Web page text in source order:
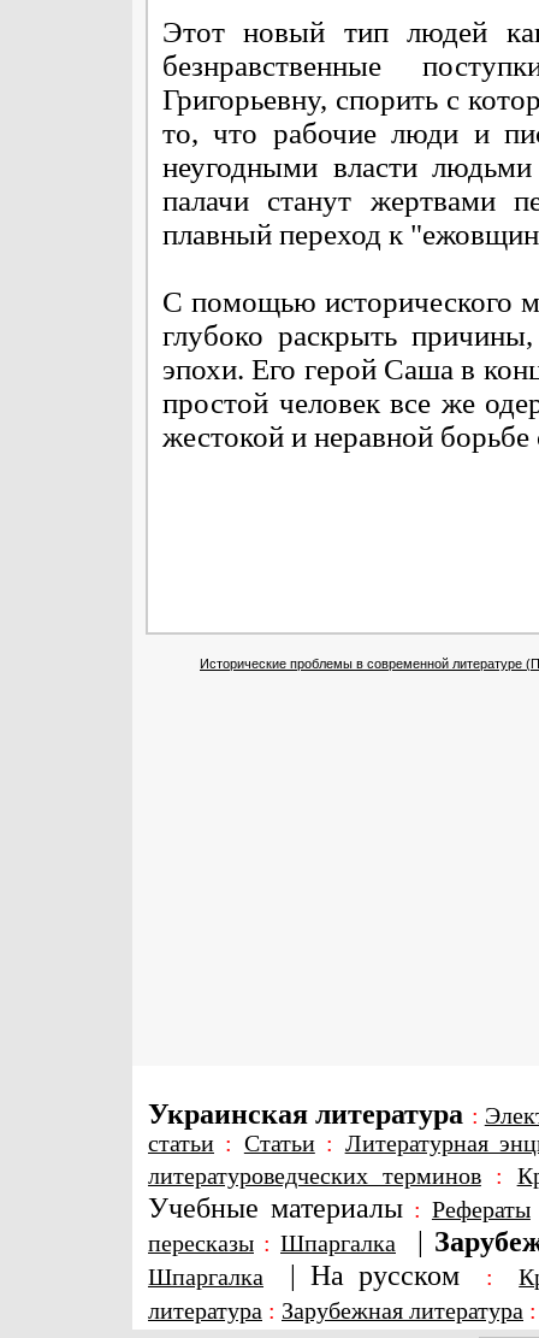
Этот новый тип людей
безнравственные
Григорьевну, спорить с
то, что рабочие люди и
неугодными власти
палачи станут жертвами
плавный переход к
С помощью исторического
глубоко раскрыть
эпохи. Его герой Саша в
простой человек все же
жестокой и неравной
Исторические проблемы в современной литературе
Украинская литература :
статьи : Статьи: Литературная
литературоведческих терминов:
Учебные материалы : Рефераты
пересказы : Шпаргалка |
Шпаргалка | На русском :
литература : Зарубежная литература